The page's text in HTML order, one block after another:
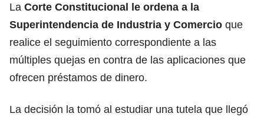
La Corte Constitucional le ordena a la
Superintendencia de Industria y Comercio que
realice el seguimiento correspondiente a las
múltiples quejas en contra de las aplicaciones que
ofrecen préstamos de dinero.
La decisión la tomó al estudiar una tutela que llegó